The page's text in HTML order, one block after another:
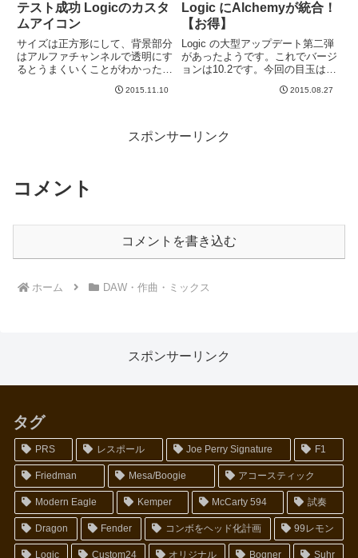
テスト成功 Logicのカスタ
ムアイコン
サイズは正方形にして、背景部分
はアルファチャンネルで透明にす
るとうまくいくことがわかった。
ォルトのイラスト系アイコンと並
直さないとダメかも。なるべくの
2015.11.10
Logic にAlchemyが統合！
【お得】
Logic の大型アップデート第二弾
があったようです。これでバージ
ョンは10.2です。今回の目玉は、
のAlchemyというソフトシンセが
2015.08.27
スポンサーリンク
コメント
コメントを書き込む
ホーム DAW・作曲・ミックス
スポンサーリンク
タグ
PRS レスポール Joe Perry Signature F1
Friedman Mesa/Boogie アコースティック
Modern Eagle Kemper McCarty 594 試奏
Dragon Fender コンボをヘッド化計画 99レモン
Logic Custom24 オリジナル Bogner Suhr